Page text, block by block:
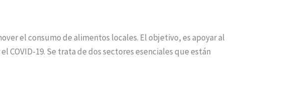
el consumo de alimentos locales. El objetivo, es apoyar al
19. Se trata de dos sectores esenciales que están